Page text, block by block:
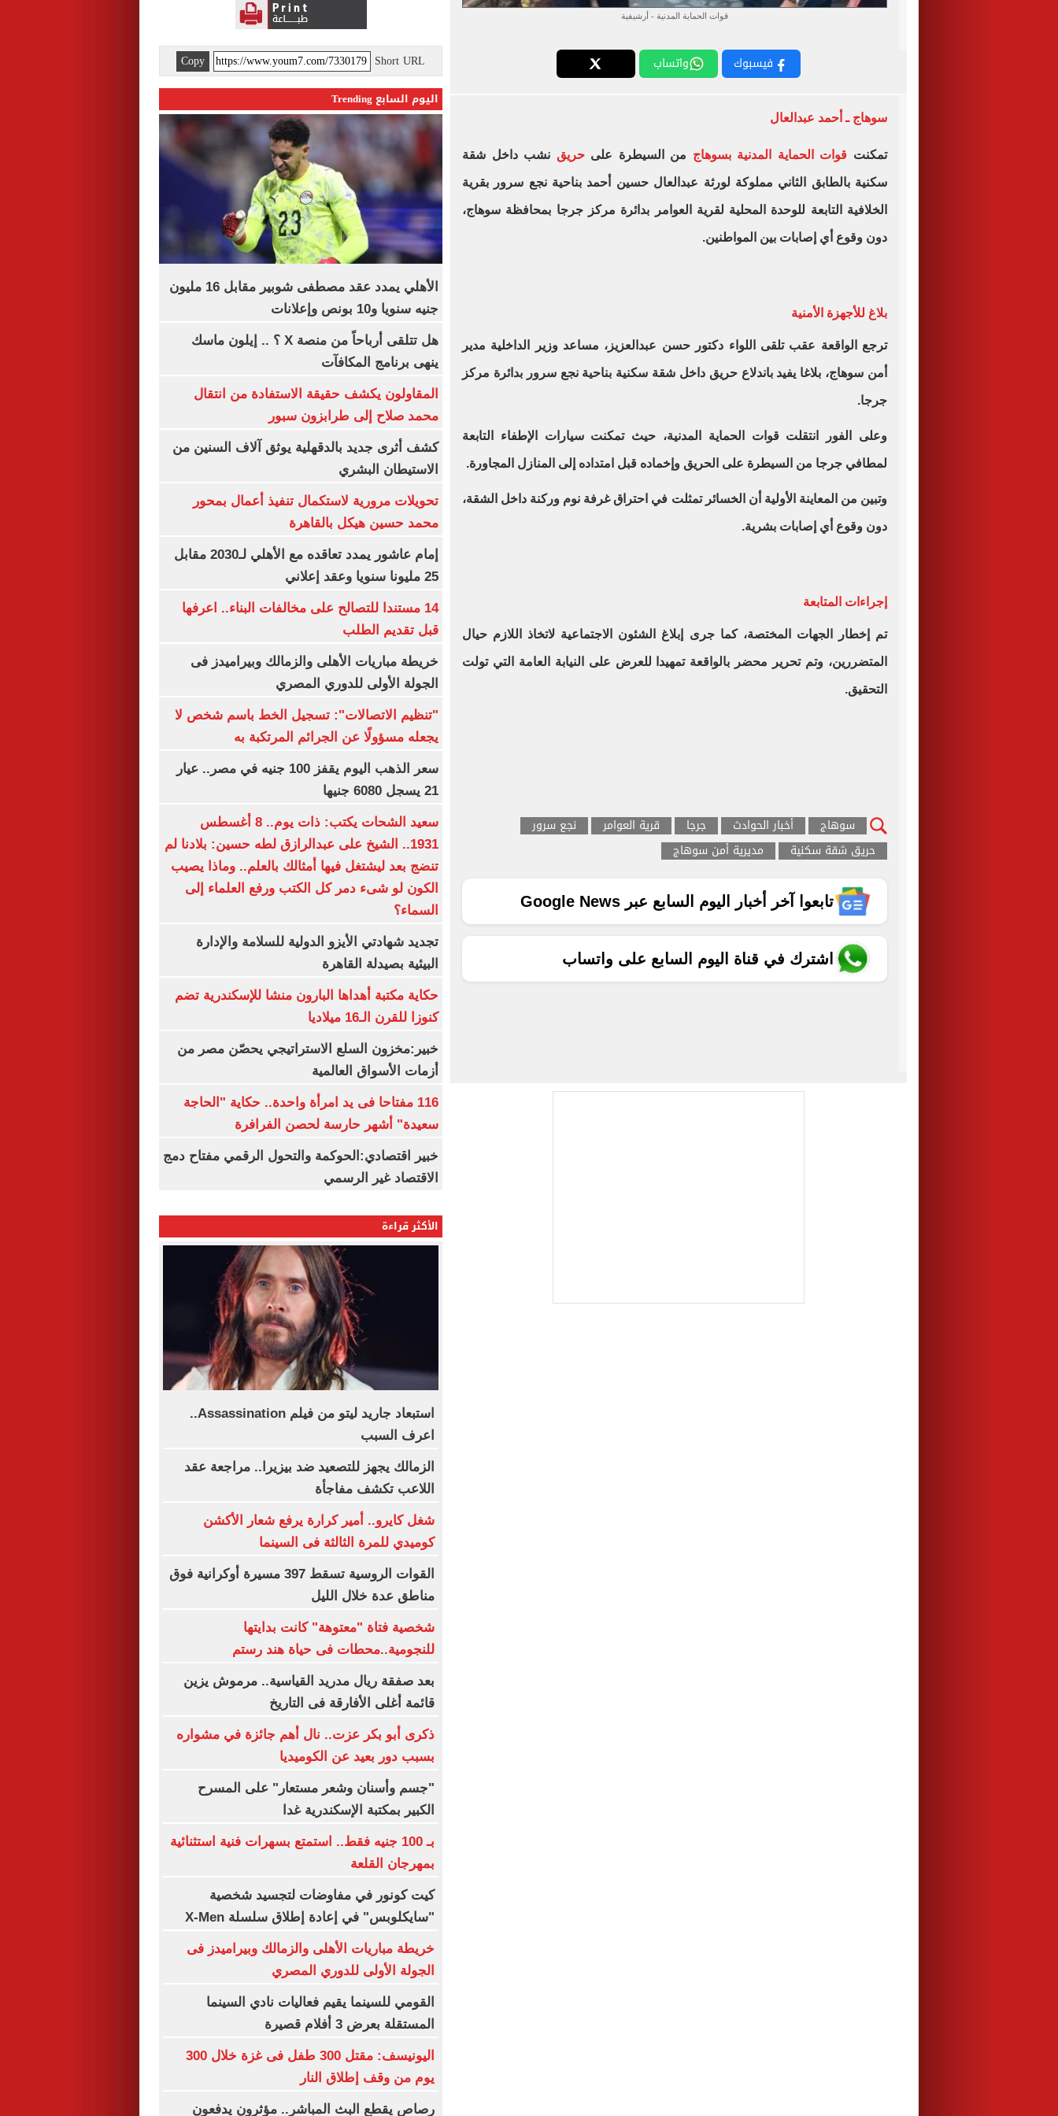
قوات الحماية المدنية - أرشيفية
فيسبوك واتساب
سوهاج ـ أحمد عبدالعال
تمكنت قوات الحماية المدنية بسوهاج من السيطرة علىحريق نشب داخل شقة
سكنية بالطابق الثاني مملوكة لورثة عبدالعال حسين أحمد بناحية نجع سرور بقرية
الخلافية التابعة للوحدة المحلية لقرية العوامر بدائرة مركز جرجا بمحافظة سوهاج،
دون وقوع أي إصابات بين المواطنين.
بلاغ للأجهزة الأمنية
ترجع الواقعة عقب تلقى اللواء دكتور حسن عبدالعزيز، مساعد وزير الداخلية مدير
أمن سوهاج، بلاغا يفيد باندلاع حريق داخل شقة سكنية بناحية نجع سرور بدائرة مركز
جرجا.
وعلى الفور انتقلت قوات الحماية المدنية، حيث تمكنت سيارات الإطفاء التابعة
لمطافي جرجا من السيطرة على الحريق وإخماده قبل امتداده إلى المنازل المجاورة.
وتبين من المعاينة الأولية أن الخسائر تمثلت في احتراق غرفة نوم وركنة داخل الشقة،
دون وقوع أي إصابات بشرية.
إجراءات المتابعة
تم إخطار الجهات المختصة، كما جرى إبلاغ الشئون الاجتماعية لاتخاذ اللازم حيال
المتضررين، وتم تحرير محضر بالواقعة تمهيدا للعرض على النيابة العامة التي تولت
التحقيق.
سوهاج أخبار الحوادث جرجا قرية العوامر
نجع سرور
حريق شقة سكنية
مديرية أمن سوهاج
تابعوا آخر أخبار اليوم السابع عبر Google News
اشترك في قناة اليوم السابع على واتساب
Short URL
Copy
اليوم السابع Trending
الأهلي يمدد عقد مصطفى شوبير مقابل 16 مليون
جنيه سنويا و10 بونص وإعلانات
هل تتلقى أرباحاً من منصة X ؟ .. إيلون ماسك
ينهى برنامج المكافآت
المقاولون يكشف حقيقة الاستفادة من انتقال
محمد صلاح إلى طرابزون سبور
كشف أثرى جديد بالدقهلية يوثق آلاف السنين من
الاستيطان البشري
تحويلات مرورية لاستكمال تنفيذ أعمال بمحور
محمد حسين هيكل بالقاهرة
إمام عاشور يمدد تعاقده مع الأهلي لـ2030 مقابل
25 مليونا سنويا وعقد إعلاني
14 مستندا للتصالح على مخالفات البناء.. اعرفها
قبل تقديم الطلب
خريطة مباريات الأهلى والزمالك وبيراميدز فى
الجولة الأولى للدوري المصري
"تنظيم الاتصالات": تسجيل الخط باسم شخص لا
يجعله مسؤولًا عن الجرائم المرتكبة به
سعر الذهب اليوم يقفز 100 جنيه في مصر.. عيار
21 يسجل 6080 جنيها
سعيد الشحات يكتب: ذات يوم.. 8 أغسطس
1931.. الشيخ على عبدالرازق لطه حسين: بلادنا لم
تنضج بعد ليشتغل فيها أمثالك بالعلم.. وماذا يصيب
الكون لو شىء دمر كل الكتب ورفع العلماء إلى
السماء؟
تجديد شهادتي الأيزو الدولية للسلامة والإدارة
البيئية بصيدلة القاهرة
حكاية مكتبة أهداها البارون منشا للإسكندرية تضم
كنوزا للقرن الـ16 ميلاديا
خبير:مخزون السلع الاستراتيجي يحصّن مصر من
أزمات الأسواق العالمية
116 مفتاحا فى يد امرأة واحدة.. حكاية "الحاجة
سعيدة" أشهر حارسة لحصن الفرافرة
خبير اقتصادي:الحوكمة والتحول الرقمي مفتاح دمج
الاقتصاد غير الرسمي
الأكثر قراءة
استبعاد جاريد ليتو من فيلم Assassination..
اعرف السبب
الزمالك يجهز للتصعيد ضد بيزيرا.. مراجعة عقد
اللاعب تكشف مفاجأة
شغل كايرو.. أمير كرارة يرفع شعار الأكشن
كوميدي للمرة الثالثة فى السينما
القوات الروسية تسقط 397 مسيرة أوكرانية فوق
مناطق عدة خلال الليل
شخصية فتاة "معتوهة" كانت بدايتها
للنجومية..محطات فى حياة هند رستم
بعد صفقة ريال مدريد القياسية.. مرموش يزين
قائمة أغلى الأفارقة فى التاريخ
ذكرى أبو بكر عزت.. نال أهم جائزة في مشواره
بسبب دور بعيد عن الكوميديا
"جسم وأسنان وشعر مستعار" على المسرح
الكبير بمكتبة الإسكندرية غدا
بـ 100 جنيه فقط.. استمتع بسهرات فنية استثنائية
بمهرجان القلعة
كيت كونور في مفاوضات لتجسيد شخصية
"سايكلوبس" في إعادة إطلاق سلسلة X-Men
خريطة مباريات الأهلى والزمالك وبيراميدز فى
الجولة الأولى للدوري المصري
القومي للسينما يقيم فعاليات نادي السينما
المستقلة بعرض 3 أفلام قصيرة
اليونيسف: مقتل 300 طفل فى غزة خلال 300
يوم من وقف إطلاق النار
رصاص يقطع البث المباشر.. مؤثرون يدفعون